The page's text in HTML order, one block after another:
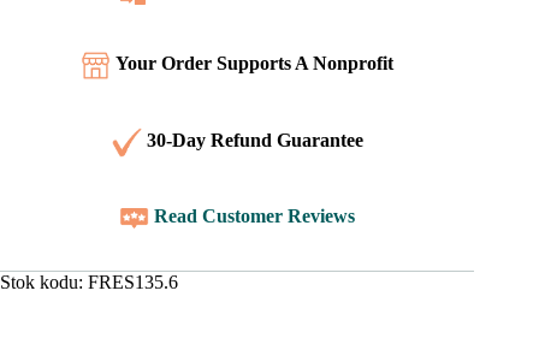
Your Order Supports A Nonprofit
30-Day Refund Guarantee
Read Customer Reviews
Stok kodu: FRES135.6